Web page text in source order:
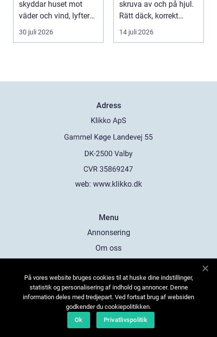
skyddar huset mot
väder och vind, lyfter
helhetsintrycket...
30 juli 2026
skruva av och på hjul.
Rätt däck, korrekt
montering och rege...
14 juli 2026
Adress
web: www.klikko.dk
Menu
Annonsering
Om oss
Kontakta oss
Sitemap
På vores website bruges cookies til at huske dine indstillinger,
statistik og personalisering af indhold og annoncer. Denne
information deles med tredjepart. Ved fortsat brug af websiden
godkender du cookiepolitikken.
Ok
Privatlivspolitik